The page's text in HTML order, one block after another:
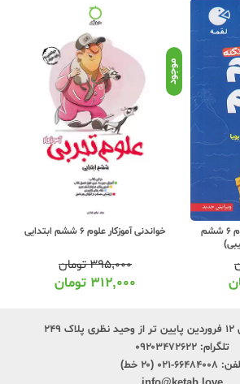
مهروماه لقمه 100 نکته علوم 6 ششم
موجود
خواندنی آموزکار علوم 6 ششم ابتدایی
۳۹۵,۰۰۰تومان
۳۱۲,۰۰۰ تومان
تلگرام: ۰۹۲۰۳۴۷۲۶۲۲
۶۶۴۸۴۰۰۸-۰۲۱ (۲۰ خط)